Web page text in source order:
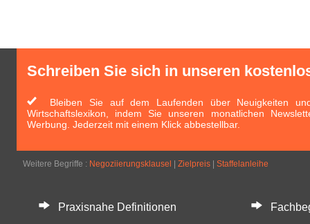
Schreiben Sie sich in unseren
Bleiben Sie auf dem Laufenden über Neuigkeiten
Wirtschaftslexikon, indem Sie unseren monatlichen
Werbung. Jederzeit mit einem Klick abbestellbar.
Weitere Begriffe : Negoziierungsklausel Zielpreis Staffelanleihe
Praxisnahe Definitionen